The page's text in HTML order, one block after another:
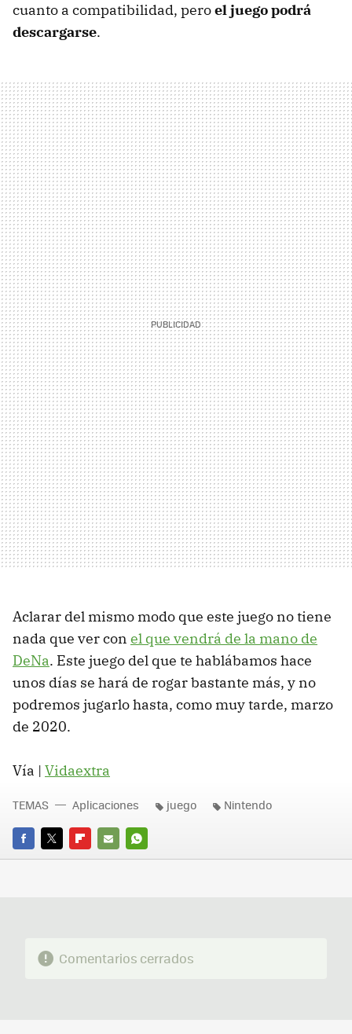
cuanto a compatibilidad, peroel juego podrá
descargarse.
Aclarar del mismo modo que este juego no tiene
nada que ver con el que vendrá de la mano de
DeNa. Este juego del que te hablábamos hace
unos días se hará de rogar bastante más, y no
podremos jugarlo hasta, como muy tarde, marzo
de 2020.
Vía | Vidaextra
FACEBOOK
TWITTERFLIPBOARD
E-
WHATSAPP
TEMAS Aplicaciones juego Nintendo
Comentarios cerrados